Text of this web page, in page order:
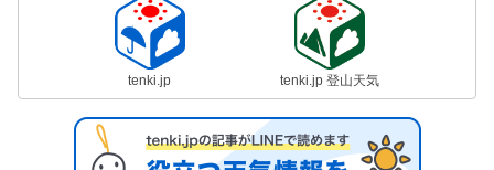
tenki.jp tenki.jp 登山天気